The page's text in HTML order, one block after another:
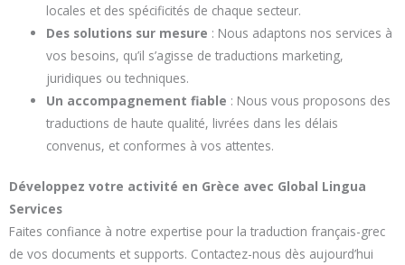
locales et des spécificités de chaque secteur.
Des solutions sur mesure : Nous adaptons nos services à
vos besoins, qu’il s’agisse de traductions marketing,
juridiques ou techniques.
Un accompagnement fiable : Nous vous proposons des
traductions de haute qualité, livrées dans les délais
convenus, et conformes à vos attentes.
Développez votre activité en Grèce avec Global Lingua
Services
Faites confiance à notre expertise pour la traduction français-grec
de vos documents et supports. Contactez-nous dès aujourd’hui